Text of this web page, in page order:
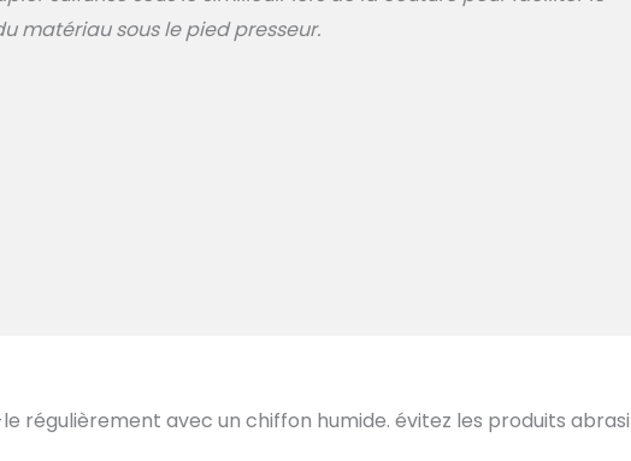
matériau sous le pied presseur.
régulièrement avec un chiffon humide. évitez les produits